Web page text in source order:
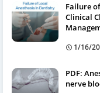
Failure
Clinical
1/16/
PDF:
nerve